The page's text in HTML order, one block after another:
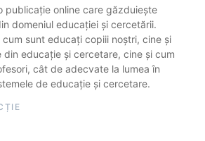
publicație online care găzduiește
domeniul educației și cercetării.
sunt educați copiii noștri, cine și
educație și cercetare, cine și cum
cât de adecvate la lumea în
de educație și cercetare.